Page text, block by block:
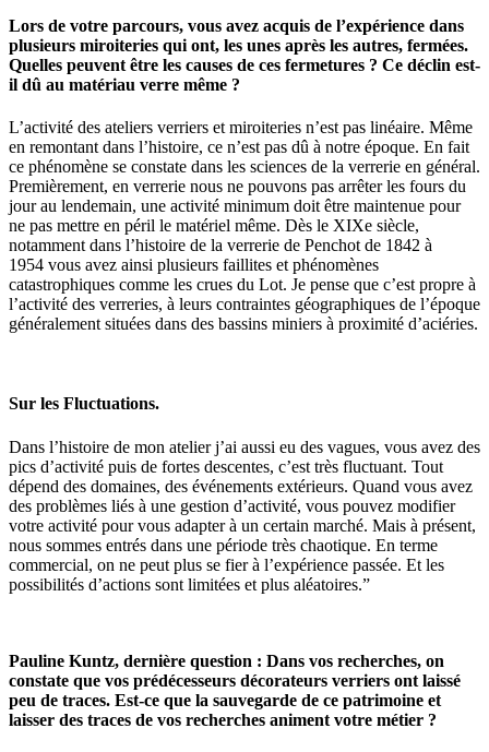
Lors de votre parcours, vous avez acquis de l’expérience dans
plusieurs miroiteries qui ont, les unes après les autres, fermées.
Quelles peuvent être les causes de ces fermetures ? Ce déclin est-
il dû au matériau verre même ?
L’activité des ateliers verriers et miroiteries n’est pas linéaire. Même
en remontant dans l’histoire, ce n’est pas dû à notre époque. En fait
ce phénomène se constate dans les sciences de la verrerie en général.
Premièrement, en verrerie nous ne pouvons pas arrêter les fours du
jour au lendemain, une activité minimum doit être maintenue pour
ne pas mettre en péril le matériel même. Dès le XIXe siècle,
notamment dans l’histoire de la verrerie de Penchot de 1842 à
1954 vous avez ainsi plusieurs faillites et phénomènes
catastrophiques comme les crues du Lot. Je pense que c’est propre à
l’activité des verreries, à leurs contraintes géographiques de l’époque
généralement situées dans des bassins miniers à proximité d’aciéries.
Sur les Fluctuations.
Dans l’histoire de mon atelier j’ai aussi eu des vagues, vous avez des
pics d’activité puis de fortes descentes, c’est très fluctuant. Tout
dépend des domaines, des événements extérieurs. Quand vous avez
des problèmes liés à une gestion d’activité, vous pouvez modifier
votre activité pour vous adapter à un certain marché. Mais à présent,
nous sommes entrés dans une période très chaotique. En terme
commercial, on ne peut plus se fier à l’expérience passée. Et les
possibilités d’actions sont limitées et plus aléatoires.”
Pauline Kuntz, dernière question : Dans vos recherches, on
constate que vos prédécesseurs décorateurs verriers ont laissé
peu de traces. Est-ce que la sauvegarde de ce patrimoine et
laisser des traces de vos recherches animent votre métier ?